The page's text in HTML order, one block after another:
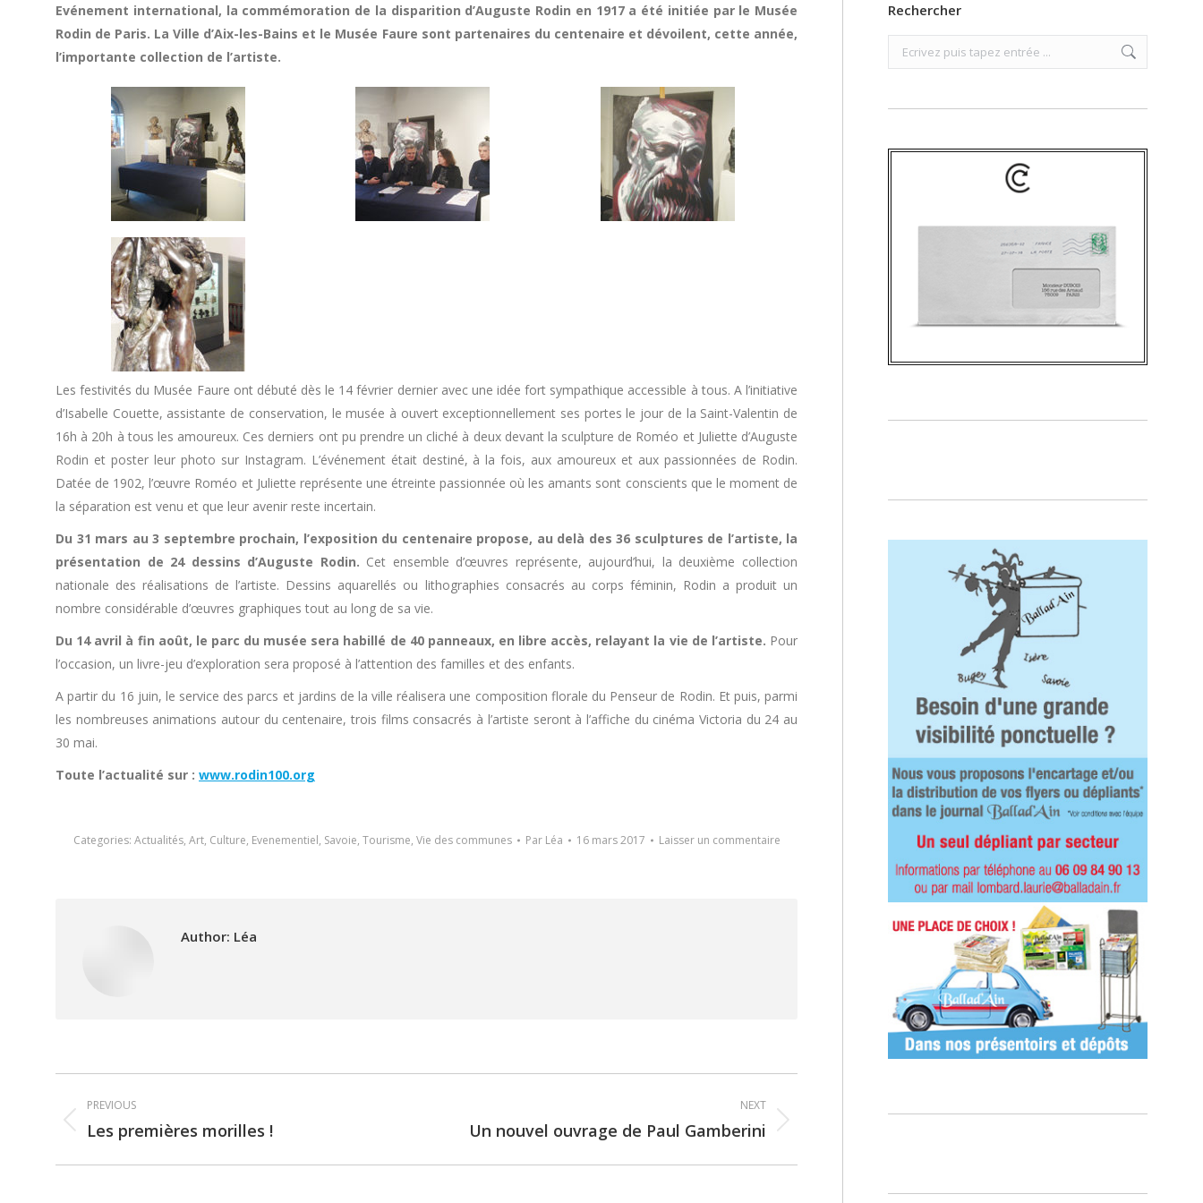
Evénement international, la commémoration de la disparition d’Auguste Rodin en 1917 a été initiée par le Musée
Rodin de Paris. La Ville d’Aix-les-Bains et le Musée Faure sont partenaires du centenaire et dévoilent, cette année,
l’importante collection de l’artiste.
Les festivités du Musée Faure ont débuté dès le 14 février dernier avec une idée fort sympathique accessible à tous. A l’initiative
d’Isabelle Couette, assistante de conservation, le musée à ouvert exceptionnellement ses portes le jour de la Saint-Valentin de
16h à 20h à tous les amoureux. Ces derniers ont pu prendre un cliché à deux devant la sculpture de Roméo et Juliette d’Auguste
Rodin et poster leur photo sur Instagram. L’événement était destiné, à la fois, aux amoureux et aux passionnées de Rodin.
Datée de 1902, l’œuvre Roméo et Juliette représente une étreinte passionnée où les amants sont conscients que le moment de
la séparation est venu et que leur avenir reste incertain.
Du 31 mars au 3 septembre prochain, l’exposition du centenaire propose, au delà des 36 sculptures de l’artiste, la
présentation de 24 dessins d’Auguste Rodin. Cet ensemble d’œuvres représente, aujourd’hui, la deuxième collection
nationale des réalisations de l’artiste. Dessins aquarellés ou lithographies consacrés au corps féminin, Rodin a produit un
nombre considérable d’œuvres graphiques tout au long de sa vie.
Du 14 avril à fin août, le parc du musée sera habillé de 40 panneaux, en libre accès, relayant la vie de l’artiste. Pour
l’occasion, un livre-jeu d’exploration sera proposé à l’attention des familles et des enfants.
A partir du 16 juin, le service des parcs et jardins de la ville réalisera une composition florale du Penseur de Rodin. Et puis, parmi
les nombreuses animations autour du centenaire, trois films consacrés à l’artiste seront à l’affiche du cinéma Victoria du 24 au
30 mai.
Toute l’actualité sur : www.rodin100.org
Categories: Actualités, Art, Culture, Evenementiel, Savoie, Tourisme, Vie des communes Par Léa 16 mars 2017 Laisser un commentaire
Author: Léa
Post
navigation
PREVIOUS
Previous
Les premières morilles !
NEXT
NextUn nouvel ouvrage de Paul Gamberini
Rechercher
Search: